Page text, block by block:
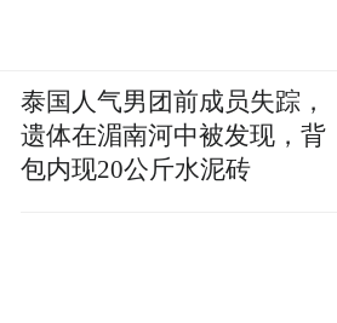
泰国人气男团前成员失踪，
遗体在湄南河中被发现，背
包内现20公斤水泥砖